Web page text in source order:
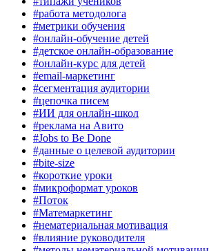
#работа методолога
#метрики обучения
#онлайн-обучение детей
#детское онлайн-образование
#онлайн-курс для детей
#email-маркетинг
#сегментация аудитории
#цепочка писем
#ИИ для онлайн-школ
#реклама на Авито
#Jobs to Be Done
#данные о целевой аудитории
#bite-size
#короткие уроки
#микроформат уроков
#Поток
#Матемаркетинг
#нематериальная мотивация
#влияние руководителя